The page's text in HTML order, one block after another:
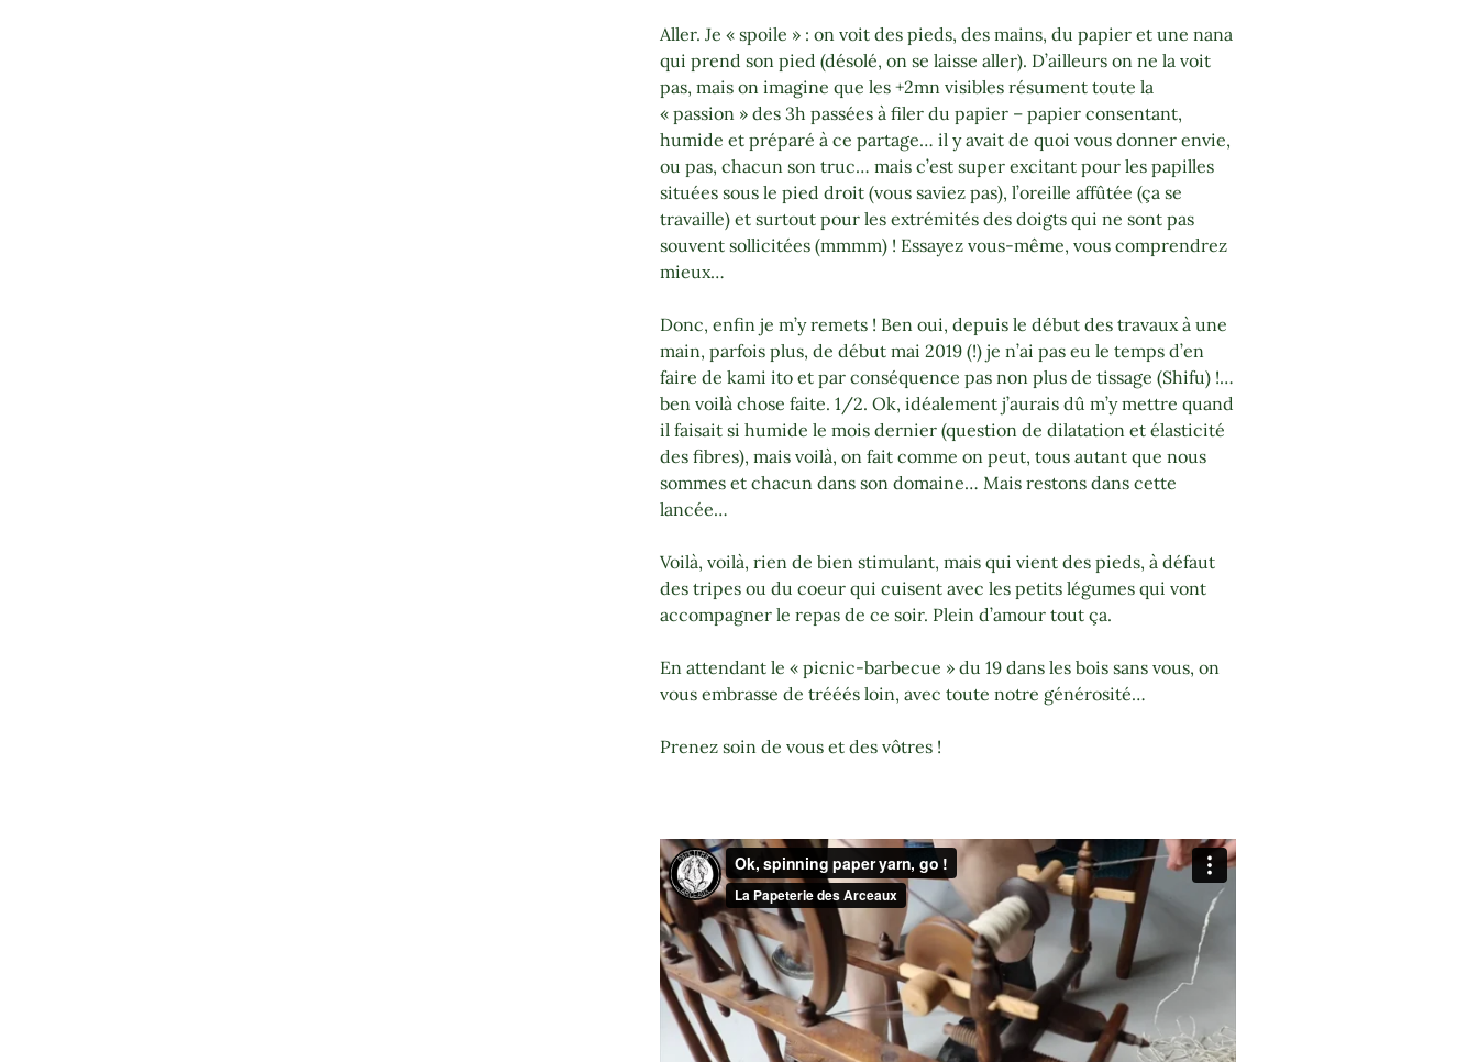
Aller. Je « spoile » : on voit des pieds, des mains, du papier et une nana
qui prend son pied (désolé, on se laisse aller). D’ailleurs on ne la voit
pas, mais on imagine que les +2mn visibles résument toute la
« passion » des 3h passées à filer du papier – papier consentant,
humide et préparé à ce partage… il y avait de quoi vous donner envie,
ou pas, chacun son truc… mais c’est super excitant pour les papilles
situées sous le pied droit (vous saviez pas), l’oreille affûtée (ça se
travaille) et surtout pour les extrémités des doigts qui ne sont pas
souvent sollicitées (mmmm) ! Essayez vous-même, vous comprendrez
mieux…
Donc, enfin je m’y remets ! Ben oui, depuis le début des travaux à une
main, parfois plus, de début mai 2019 (!) je n’ai pas eu le temps d’en
faire de kami ito et par conséquence pas non plus de tissage (Shifu) !…
ben voilà chose faite. 1/2. Ok, idéalement j’aurais dû m’y mettre quand
il faisait si humide le mois dernier (question de dilatation et élasticité
des fibres), mais voilà, on fait comme on peut, tous autant que nous
sommes et chacun dans son domaine… Mais restons dans cette
lancée…
Voilà, voilà, rien de bien stimulant, mais qui vient des pieds, à défaut
des tripes ou du coeur qui cuisent avec les petits légumes qui vont
accompagner le repas de ce soir. Plein d’amour tout ça.
En attendant le « picnic-barbecue » du 19 dans les bois sans vous, on
vous embrasse de trééés loin, avec toute notre générosité…
Prenez soin de vous et des vôtres !